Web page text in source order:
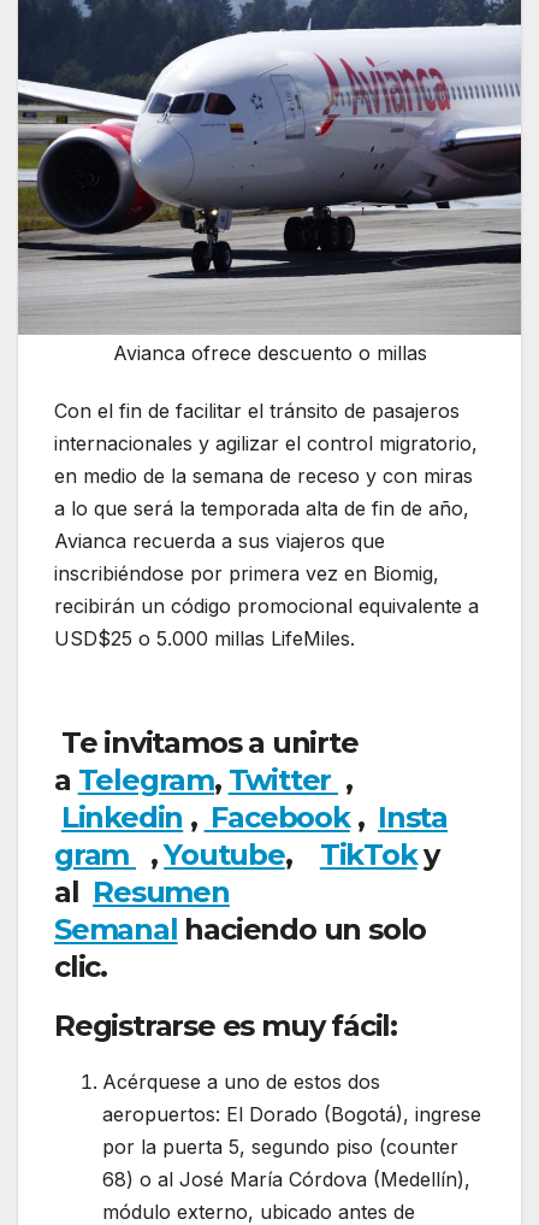
Avianca ofrece descuento o millas
Con el fin de facilitar el tránsito de pasajeros
internacionales y agilizar el control migratorio,
en medio de la semana de receso y con miras
a lo que será la temporada alta de fin de año,
Avianca recuerda a sus viajeros que
inscribiéndose por primera vez en Biomig,
recibirán un código promocional equivalente a
USD$25 o 5.000 millas LifeMiles.
Te invitamos a unirte
a Telegram, Twitter ,
Linkedin , Facebook, Insta
gram
,Youtube, TikToky
al Resumen
Semanal haciendo un solo
clic.
Registrarse es muy fácil:
Acérquese a uno de estos dos
aeropuertos: El Dorado (Bogotá), ingrese
por la puerta 5, segundo piso (counter
68) o al José María Córdova (Medellín),
módulo externo, ubicado antes de